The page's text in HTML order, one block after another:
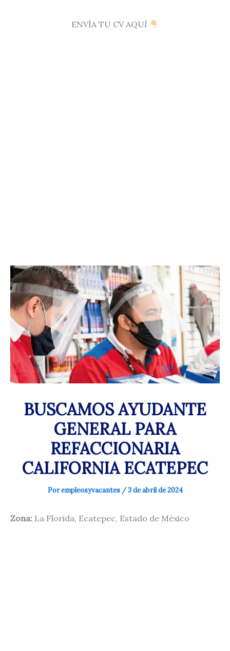
ENVÍA TU CV AQUÍ
BUSCAMOS AYUDANTE
GENERAL PARA
REFACCIONARIA
CALIFORNIA ECATEPEC
Porempleosyvacantes /3 de abril de 2024
Zona: La Florida, Ecatepec, Estado de México